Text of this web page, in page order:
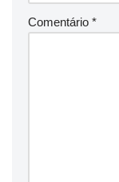
Comentário *